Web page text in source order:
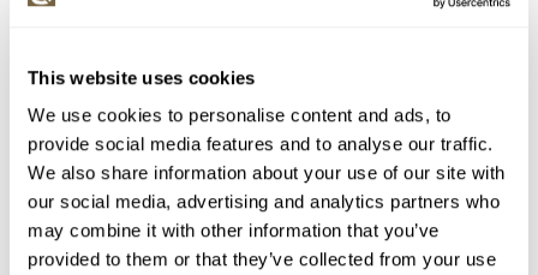
This website uses cookies
We use cookies to personalise content and ads, to
provide social media features and to analyse our traffic.
We also share information about your use of our site with
our social media, advertising and analytics partners who
may combine it with other information that you’ve
provided to them or that they’ve collected from your use
VYDRAŽENO
František Boček
88211. Konvolut 8 prací
Vyvolávací cena:
500 Kč